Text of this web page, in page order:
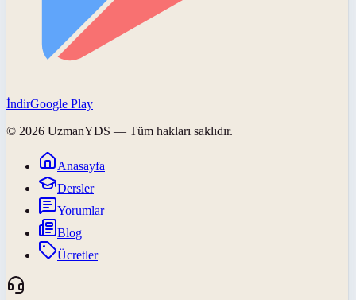
İndirGoogle Play
© 2026 UzmanYDS — Tüm hakları saklıdır.
Anasayfa
Dersler
Yorumlar
Blog
Ücretler